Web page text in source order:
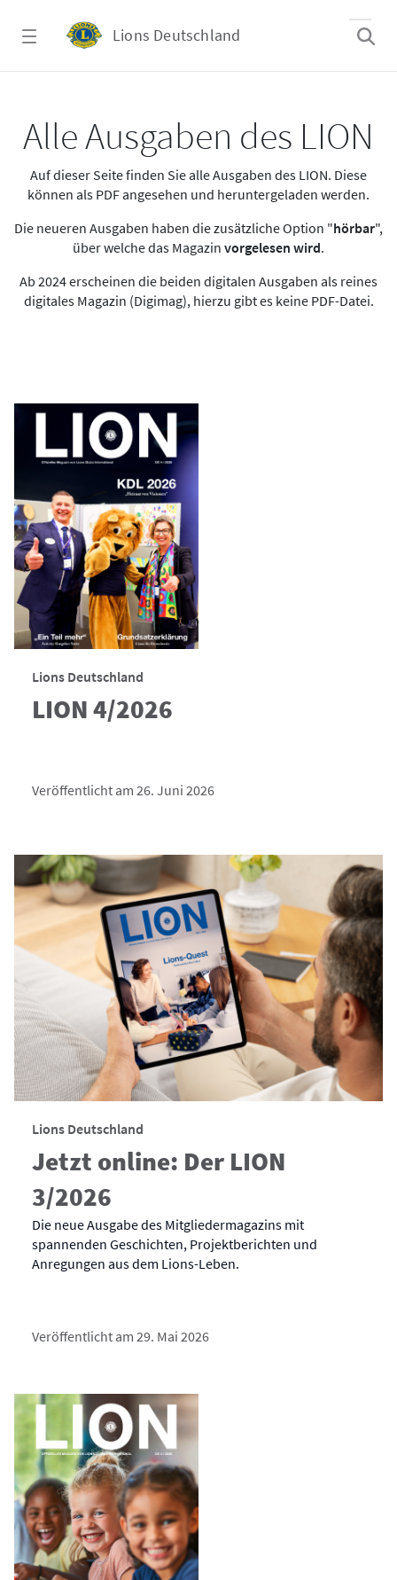
Lions Deutschland
Alle Ausgaben des LION
Auf dieser Seite finden Sie alle Ausgaben des LION. Diese
können als PDF angesehen und heruntergeladen werden.
Die neueren Ausgaben haben die zusätzliche Option "hörbar",
über welche das Magazin vorgelesen wird.
Ab 2024 erscheinen die beiden digitalen Ausgaben als reines
digitales Magazin (Digimag), hierzu gibt es keine PDF-Datei.
Lions Deutschland
LION 4/2026
Veröffentlicht am 26. Juni 2026
Lions Deutschland
Jetzt online: Der LION
3/2026
Die neue Ausgabe des Mitgliedermagazins mit
spannenden Geschichten, Projektberichten und
Anregungen aus dem Lions-Leben.
Veröffentlicht am 29. Mai 2026